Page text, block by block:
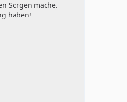
Sorgen mache.
haben!